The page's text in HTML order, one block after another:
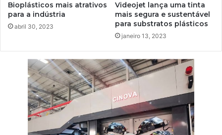
Bioplásticos mais atrativos
para a indústria
abril 30, 2023
Videojet lança uma tinta
mais segura e sustentável
para substratos plásticos
janeiro 13, 2023